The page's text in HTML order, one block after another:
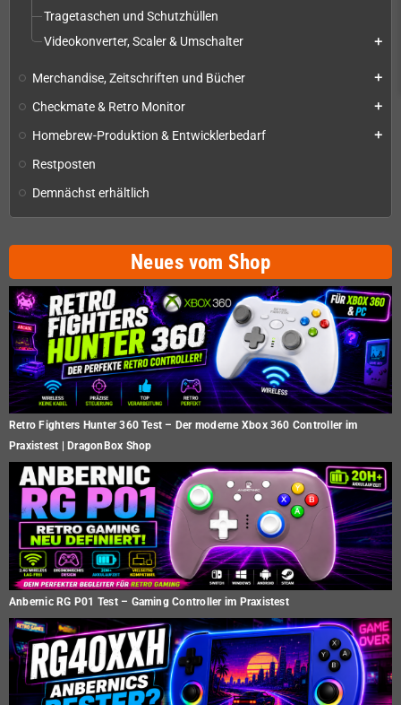
Tragetaschen und Schutzhüllen
Videokonverter, Scaler & Umschalter
add
Merchandise, Zeitschriften und Bücher add
Checkmate & Retro Monitor add
Homebrew-Produktion & Entwicklerbedarf add
Restposten
Demnächst erhältlich
Neues vom Shop
Retro Fighters Hunter 360 Test – Der moderne Xbox 360 Controller im
Praxistest | DragonBox Shop
Anbernic RG P01 Test – Gaming Controller im Praxistest